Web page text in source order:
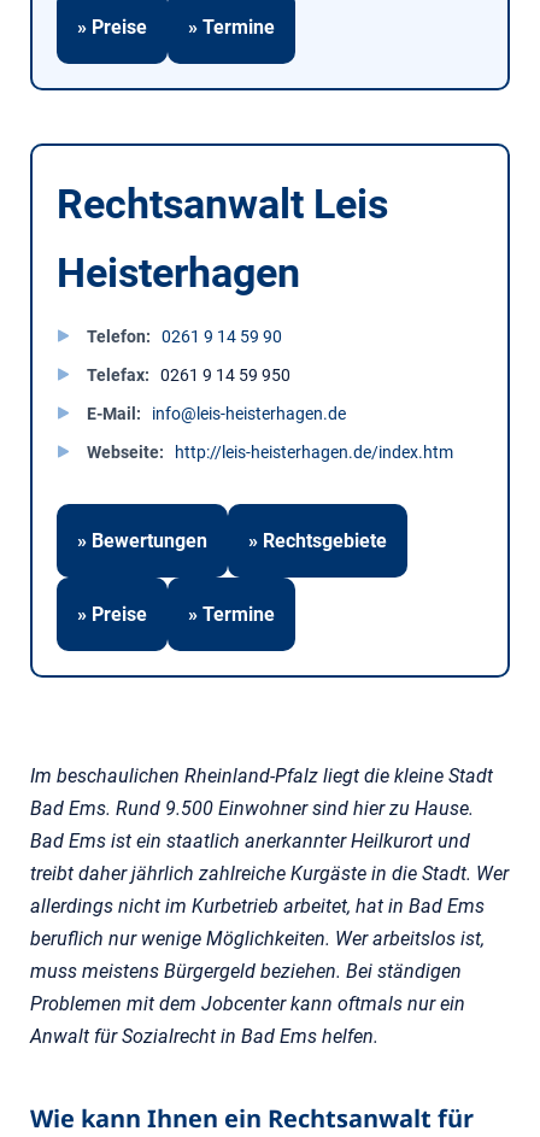
» Preise » Termine
Rechtsanwalt Leis
Heisterhagen
Telefon
0261 9 14 59 90
Telefax
0261 9 14 59 950
E-Mail
info@leis-heisterhagen.de
Webseite
http://leis-heisterhagen.de/index.htm
» Bewertungen » Rechtsgebiete
» Preise » Termine
Im beschaulichen Rheinland-Pfalz liegt die kleine Stadt
Bad Ems. Rund 9.500 Einwohner sind hier zu Hause.
Bad Ems ist ein staatlich anerkannter Heilkurort und
treibt daher jährlich zahlreiche Kurgäste in die Stadt. Wer
allerdings nicht im Kurbetrieb arbeitet, hat in Bad Ems
beruflich nur wenige Möglichkeiten. Wer arbeitslos ist,
muss meistens Bürgergeld beziehen. Bei ständigen
Problemen mit dem Jobcenter kann oftmals nur ein
Anwalt für Sozialrecht in Bad Ems helfen.
Wie kann Ihnen ein Rechtsanwalt für